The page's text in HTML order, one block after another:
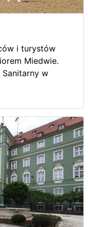
i turystów
Miedwie.
w